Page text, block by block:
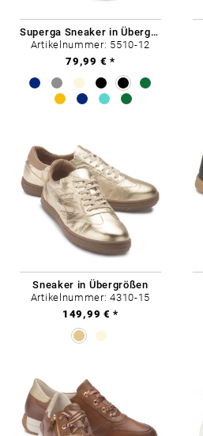
Superga Sneaker in Übergrößen
Artikelnummer: 5510-12
79,99 € *
Sneaker in Übergrößen
Artikelnummer: 4310-15
149,99 € *